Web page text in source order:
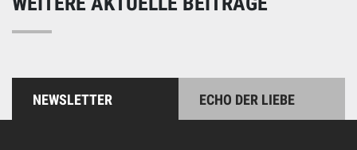
NEWSLETTER ECHO DER LIEBE